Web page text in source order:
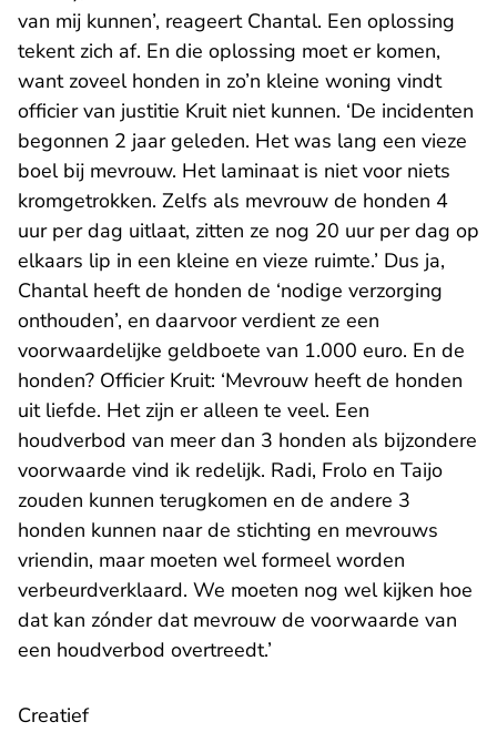
van mij kunnen’, reageert Chantal. Een oplossing
tekent zich af. En die oplossing moet er komen,
want zoveel honden in zo’n kleine woning vindt
officier van justitie Kruit niet kunnen. ‘De incidenten
begonnen 2 jaar geleden. Het was lang een vieze
boel bij mevrouw. Het laminaat is niet voor niets
kromgetrokken. Zelfs als mevrouw de honden 4
uur per dag uitlaat, zitten ze nog 20 uur per dag op
elkaars lip in een kleine en vieze ruimte.’ Dus ja,
Chantal heeft de honden de ‘nodige verzorging
onthouden’, en daarvoor verdient ze een
voorwaardelijke geldboete van 1.000 euro. En de
honden? Officier Kruit: ‘Mevrouw heeft de honden
uit liefde. Het zijn er alleen te veel. Een
houdverbod van meer dan 3 honden als bijzondere
voorwaarde vind ik redelijk. Radi, Frolo en Taijo
zouden kunnen terugkomen en de andere 3
honden kunnen naar de stichting en mevrouws
vriendin, maar moeten wel formeel worden
verbeurdverklaard. We moeten nog wel kijken hoe
dat kan zónder dat mevrouw de voorwaarde van
een houdverbod overtreedt.’
Creatief